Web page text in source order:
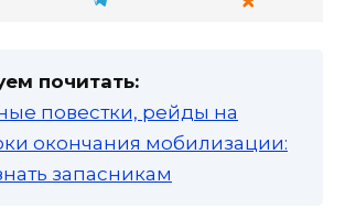
почитать:
повестки, рейды на
окончания мобилизации:
запасникам